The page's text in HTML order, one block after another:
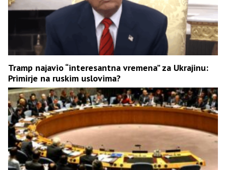
Tramp najavio “interesantna vremena” za Ukrajinu:
Primirje na ruskim uslovima?